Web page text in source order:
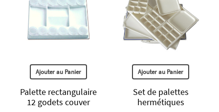
Ajouter au Panier
Palette rectangulaire
12 godets couver
Ajouter au Panier
Set de palettes
hermétiques